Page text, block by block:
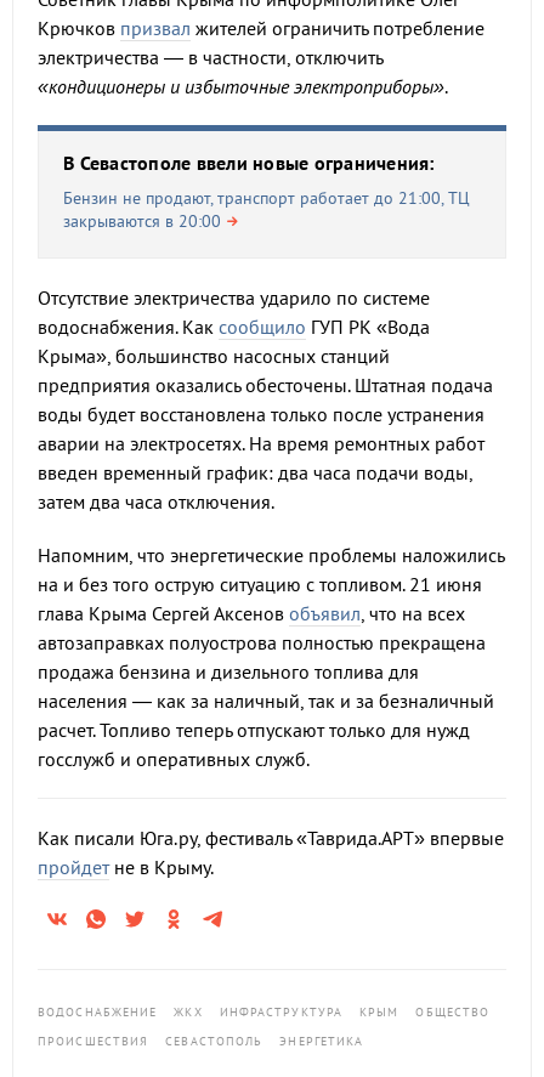
Крючков призвал жителей ограничить потребление
электричества — в частности, отключить
«кондиционеры и избыточные электроприборы».
В Севастополе ввели новые ограничения:
Бензин не продают, транспорт работает до 21:00, ТЦ
закрываются в 20:00
Отсутствие электричества ударило по системе
водоснабжения. Как сообщило ГУП РК «Вода
Крыма», большинство насосных станций
предприятия оказались обесточены. Штатная подача
воды будет восстановлена только после устранения
аварии на электросетях. На время ремонтных работ
введен временный график: два часа подачи воды,
затем два часа отключения.
Напомним, что энергетические проблемы наложились
на и без того острую ситуацию с топливом. 21 июня
глава Крыма Сергей Аксенов объявил, что на всех
автозаправках полуострова полностью прекращена
продажа бензина и дизельного топлива для
населения — как за наличный, так и за безналичный
расчет. Топливо теперь отпускают только для нужд
госслужб и оперативных служб.
Как писали Юга.ру, фестиваль «Таврида.АРТ» впервые
пройдетне в Крыму.
ВОДОСНАБЖЕНИЕ ЖКХ ИНФРАСТРУКТУРА КРЫМ
ОБЩЕСТВО
ПРОИСШЕСТВИЯ
СЕВАСТОПОЛЬ ЭНЕРГЕТИКА